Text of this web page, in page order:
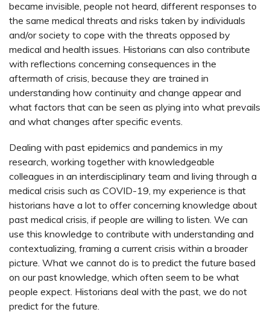
became invisible, people not heard, different responses to
the same medical threats and risks taken by individuals
and/or society to cope with the threats opposed by
medical and health issues. Historians can also contribute
with reflections concerning consequences in the
aftermath of crisis, because they are trained in
understanding how continuity and change appear and
what factors that can be seen as plying into what prevails
and what changes after specific events.
Dealing with past epidemics and pandemics in my
research, working together with knowledgeable
colleagues in an interdisciplinary team and living through a
medical crisis such as COVID-19, my experience is that
historians have a lot to offer concerning knowledge about
past medical crisis, if people are willing to listen. We can
use this knowledge to contribute with understanding and
contextualizing, framing a current crisis within a broader
picture. What we cannot do is to predict the future based
on our past knowledge, which often seem to be what
people expect. Historians deal with the past, we do not
predict for the future.